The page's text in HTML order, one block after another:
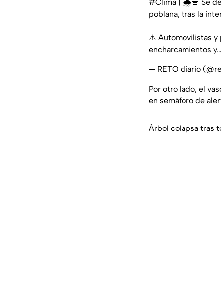
#Clima | 🌧️🚨 Se
poblana, tras la
⚠️ Automovilistas y
encharcamientos
— RETO diario
Por otro lado, el
en semáforo de
Árbol colapsa tras